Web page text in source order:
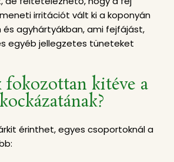
irritációt vált ki a koponyán
és agyhártyákban, ami fejfájást,
egyéb jellegzetes tüneteket
fokozottan kitéve a
érinthet, egyes csoportoknál a